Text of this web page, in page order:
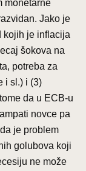
monetarne
Jako je
kojih je inflacija
šokova na
potreba za
i sl.) i (3)
da u ECB-u
novce pa
je problem
golubova koji
ne može